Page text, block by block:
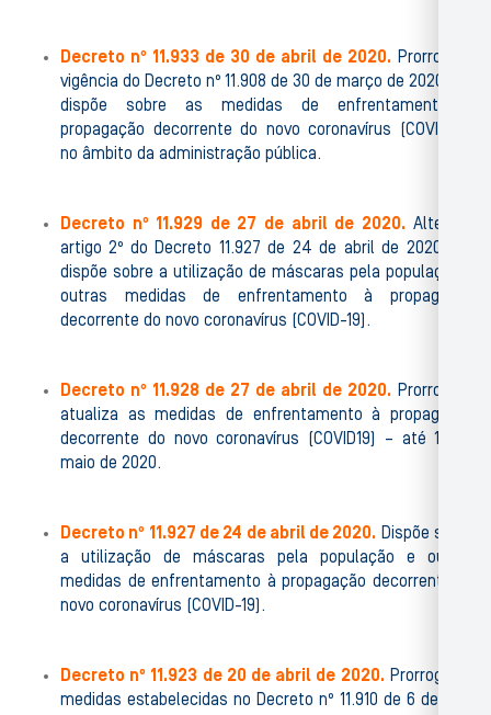
Decreto nº 11.933 de 30 de abril de 2020. Prorroga a
vigência do Decreto nº 11.908 de 30 de março de 2020 que
dispõe sobre as medidas de enfrentamento a
propagação decorrente do novo coronavírus (COVID-19)
no âmbito da administração pública.
Decreto nº 11.929 de 27 de abril de 2020.Altera o
artigo 2º do Decreto 11.927 de 24 de abril de 2020 que
dispõe sobre a utilização de máscaras pela população e
outras medidas de enfrentamento à propagação
decorrente do novo coronavírus (COVID-19).
Decreto nº 11.928 de 27 de abril de 2020. Prorroga e
atualiza as medidas de enfrentamento à propagação
decorrente do novo coronavírus (COVID19) – até 10 de
maio de 2020.
Decreto nº 11.927 de 24 de abril de 2020. Dispõe sobre
a utilização de máscaras pela população e outras
medidas de enfrentamento à propagação decorrente do
novo coronavírus (COVID-19).
Decreto nº 11.923 de 20 de abril de 2020.Prorroga as
medidas estabelecidas no Decreto nº 11.910 de 6 de abril